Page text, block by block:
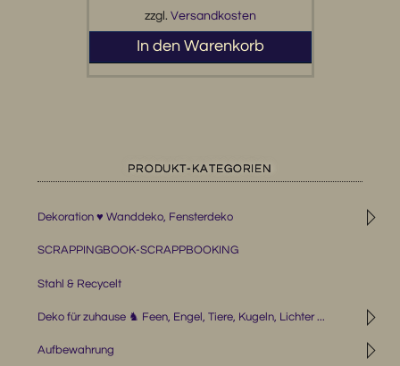
zzgl. Versandkosten
In den Warenkorb
PRODUKT-KATEGORIEN
◹
Dekoration ♥ Wanddeko, Fensterdeko
SCRAPPINGBOOK-SCRAPPBOOKING
Stahl & Recycelt
◹
Deko für zuhause ♞ Feen, Engel, Tiere, Kugeln, Lichter ...
◹
Aufbewahrung